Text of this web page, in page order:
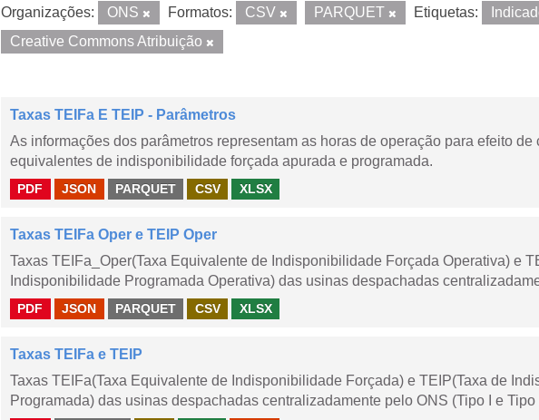
Organizações: ONS Formatos: CSV PARQUET Etiquetas:
Creative Commons Atribuição
Taxas TEIFa E TEIP - Parâmetros
As informações dos parâmetros representam as horas de operação para efeito de
equivalentes de indisponibilidade forçada apurada e programada.
PDF JSON PARQUET CSV XLSX
Taxas TEIFa Oper e TEIP Oper
Taxas TEIFa_Oper(Taxa Equivalente de Indisponibilidade Forçada Operativa) e
Indisponibilidade Programada Operativa) das usinas despachadas
PDF JSON PARQUET CSV XLSX
Taxas TEIFa e TEIP
Taxas TEIFa(Taxa Equivalente de Indisponibilidade Forçada) e TEIP(Taxa de
Programada) das usinas despachadas centralizadamente pelo ONS (Tipo I e Tipo